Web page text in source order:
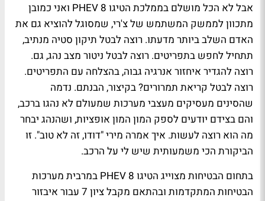
אבל לא הכל מושלם בממלכת הטיגו 8 PHEV ואני כמובן
מתכוון לממשק המשתמש של צ'רי, שמסוגל להוציא גם את
האדם השלב ביותר מדעתו. רוצה לבטל תיקון סטיה מנתיב,
תתחיל לחפש בתפריטים. רוצה לבטל ניטור מצב נהג, גם.
רוצה להגדיר איחזור אנרגיה גבוה, בהצלחה עם התפריטים.
רוצה לבטל קריאת תמרורים? בקיצור, הבנתם. נדמה
שהסינים מעסיקים מעצבי מערכות שמעולם לא נהגו ברכב,
והם בצידם יודעים לספק המון המון אופציות, ושהנהג יבחר
מה הוא רוצה לעשות. איך אמרה מירי "דודו, זה לא טוב". זו
הביקורת הכי משמעותית שיש לי על הרכב.
בתחום הבטיחות מצוייג הטיגו 8
PHEV במרבית מערכות
הבטיחות המתקדמות ובהתאם מקבל ציון 7 עבור איבזור